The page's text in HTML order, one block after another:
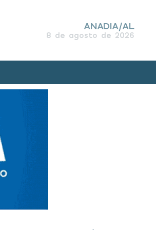
ANADIA/AL
8 de agosto de 2026